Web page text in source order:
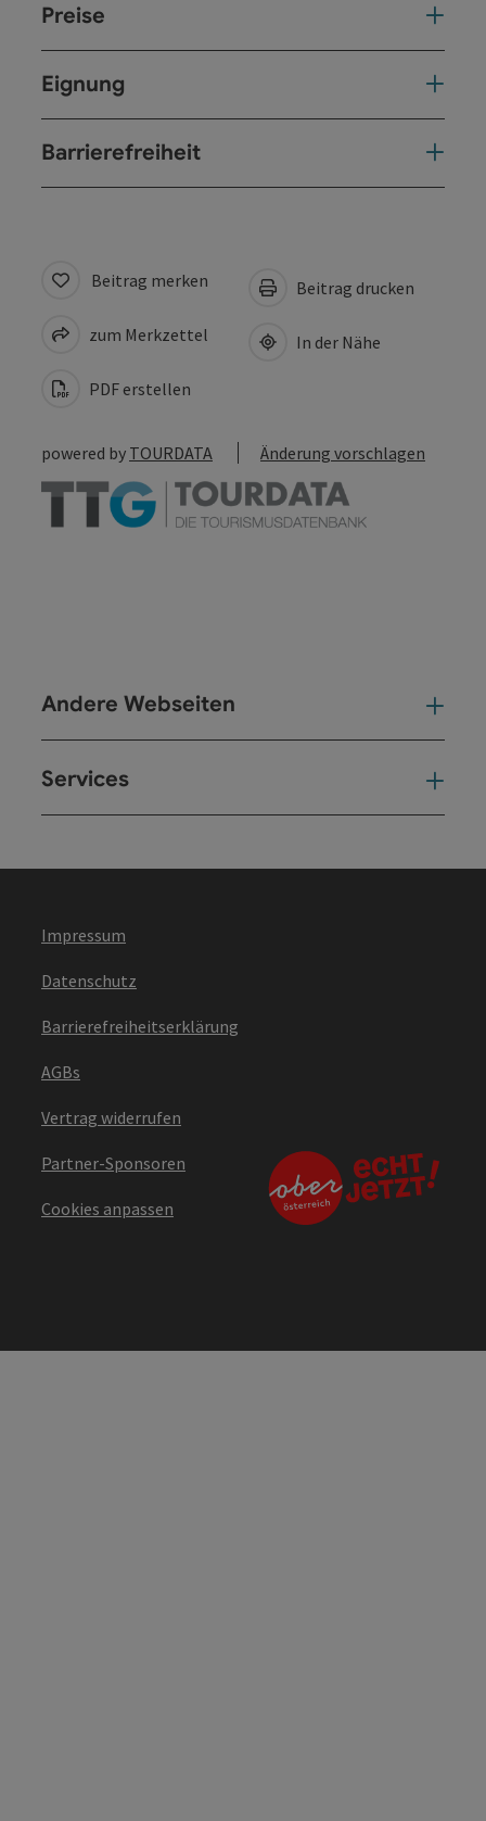
Preise
Eignung
Barrierefreiheit
Beitrag merken
zum Merkzettel
PDF erstellen
Beitrag drucken
In der Nähe
powered by TOURDATA Änderung vorschlagen
Andere Webseiten
Services
Impressum
Datenschutz
Barrierefreiheitserklärung
AGBs
Vertrag widerrufen
Partner-Sponsoren
Cookies anpassen